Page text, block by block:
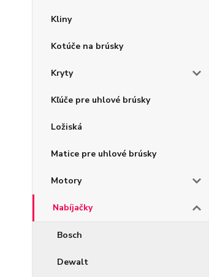
Kliny
Kotúče na brúsky
Kryty
Kľúče pre uhlové brúsky
Ložiská
Matice pre uhlové brúsky
Motory
Nabíjačky
Bosch
Dewalt